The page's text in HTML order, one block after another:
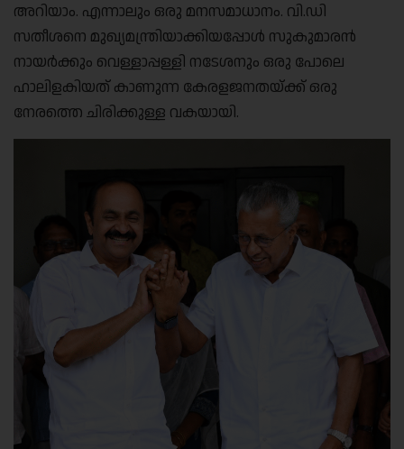
അറിയാം. എന്നാലും ഒരു മനസമാധാനം. വി.ഡി
സതീശനെ മുഖ്യമന്ത്രിയാക്കിയപ്പോൾ സുകുമാരൻ
നായർക്കും വെള്ളാപ്പള്ളി നടേശനും ഒരു പോലെ
ഹാലിളകിയത് കാണുന്ന കേരളജനതയ്ക്ക് ഒരു
നേരത്തെ ചിരിക്കുള്ള വകയായി.